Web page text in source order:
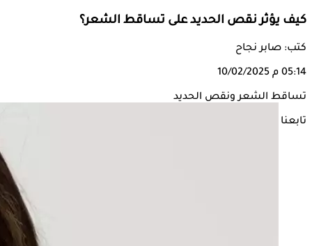
كيف يؤثر نقص الحديد على تساقط الشعر؟
كتب: صابر نجاح
05:14 م 10/02/2025
تساقط الشعر ونقص الحديد
تابعنا على